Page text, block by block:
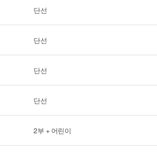
단선
단선
단선
단선
2부 + 어린이